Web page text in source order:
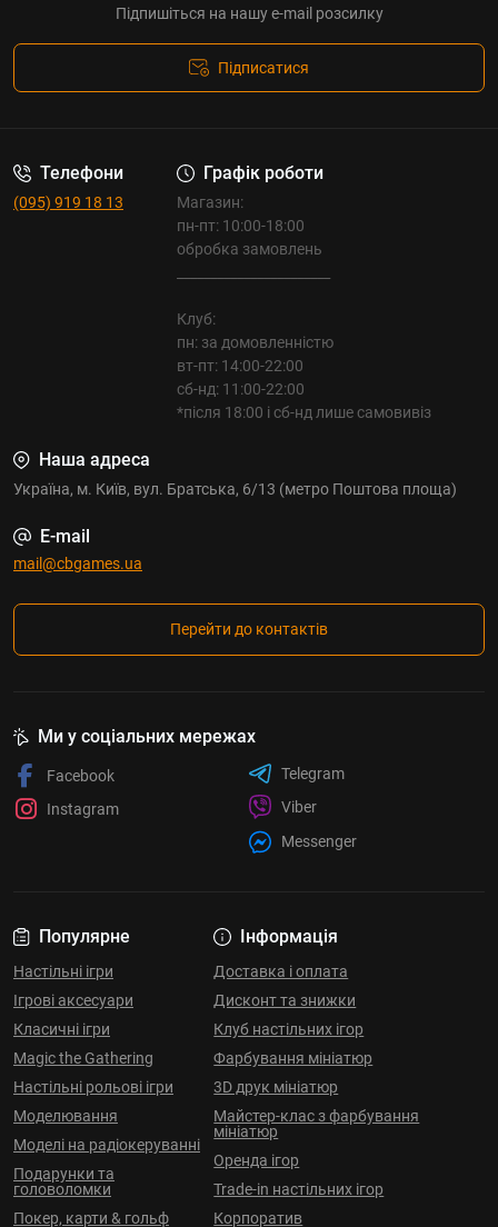
Підпишіться на нашу e-mail розсилку
Підписатися
Телефони
(095) 919 18 13
Графік роботи
Магазин:
пн-пт: 10:00-18:00
обробка замовлень
Клуб:
пн: за домовленністю
вт-пт: 14:00-22:00
сб-нд: 11:00-22:00
*після 18:00 і сб-нд лише самовивіз
Наша адреса
Україна, м. Київ, вул. Братська, 6/13 (метро Поштова площа)
E-mail
mail@cbgames.ua
Перейти до контактів
Популярне
Настільні ігри
Ігрові аксесуари
Класичні ігри
Magic the Gathering
Настільні рольові ігри
Моделювання
Моделі на радіокеруванні
Подарунки та
головоломки
Покер, карти & гольф
Інформація
Доставка і оплата
Дисконт та знижки
Клуб настільних ігор
Фарбування мініатюр
3D друк мініатюр
Майстер-клас з фарбування
мініатюр
Оренда ігор
Trade-in настільних ігор
Корпоратив
Ми у соціальних мережах
Facebook
Instagram
Telegram
Viber
Messenger